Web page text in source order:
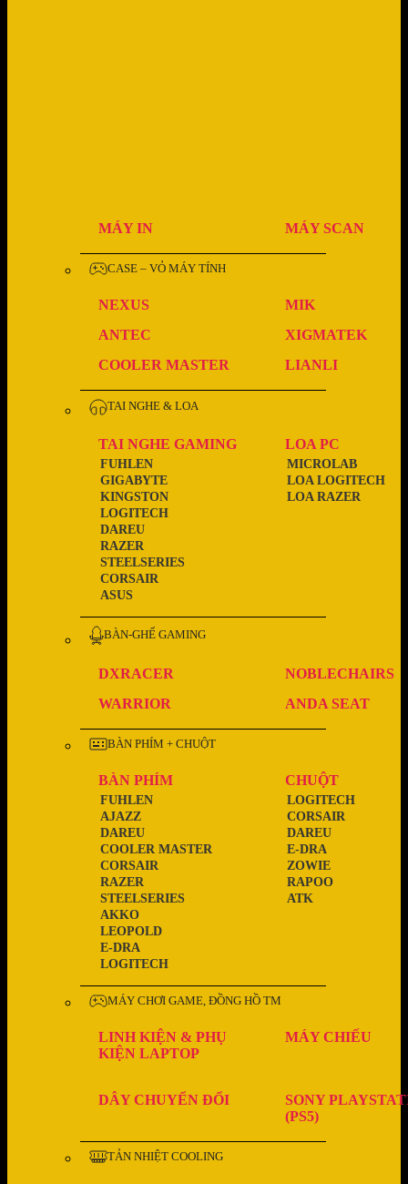
MÁY IN MÁY SCAN
CASE – VỎ MÁY TÍNH
NEXUS
MIK
ANTEC
XIGMATEK
COOLER MASTER
LIANLI
TAI NGHE & LOA
TAI NGHE GAMING
ASUS
CORSAIR
STEELSERIES
RAZER
DAREU
LOGITECH
KINGSTON
GIGABYTE
FUHLEN
LOA PC
LOA RAZER
LOA LOGITECH
MICROLAB
BÀN-GHẾ GAMING
DXRACER
NOBLECHAIRS
WARRIOR
ANDA SEAT
BÀN PHÍM + CHUỘT
BÀN PHÍM
LOGITECH
E-DRA
LEOPOLD
AKKO
STEELSERIES
RAZER
CORSAIR
COOLER MASTER
DAREU
AJAZZ
FUHLEN
CHUỘT
ATK
RAPOO
ZOWIE
E-DRA
DAREU
CORSAIR
LOGITECH
MÁY CHƠI GAME, ĐỒNG HỒ TM
LINH KIỆN & PHỤ
KIỆN LAPTOP
MÁY CHIẾU
DÂY CHUYỂN ĐỔI
SONY
(PS5)
TẢN NHIỆT COOLING